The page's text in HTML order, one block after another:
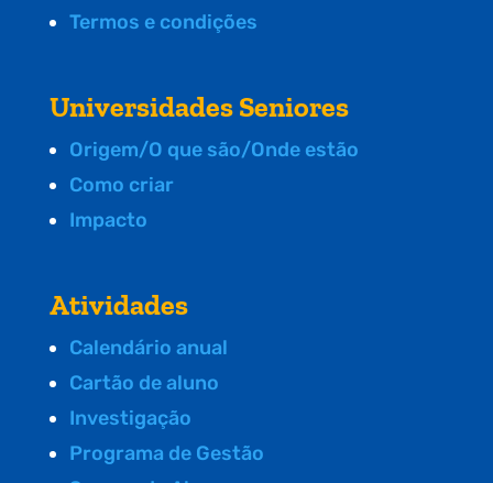
Termos e condições
Universidades Seniores
Origem/O que são/Onde estão
Como criar
Impacto
Atividades
Calendário anual
Cartão de aluno
Investigação
Programa de Gestão